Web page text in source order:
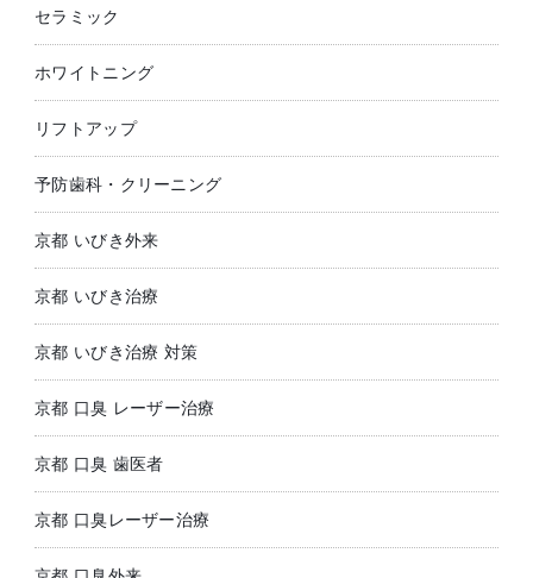
セラミック
ホワイトニング
リフトアップ
予防歯科・クリーニング
京都 いびき外来
京都 いびき治療
京都 いびき治療 対策
京都 口臭 レーザー治療
京都 口臭 歯医者
京都 口臭レーザー治療